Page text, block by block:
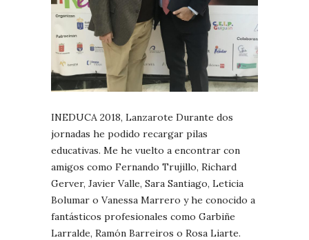
INEDUCA 2018, Lanzarote Durante dos
jornadas he podido recargar pilas
educativas. Me he vuelto a encontrar con
amigos como Fernando Trujillo, Richard
Gerver, Javier Valle, Sara Santiago, Leticia
Bolumar o Vanessa Marrero y he conocido a
fantásticos profesionales como Garbiñe
Larralde, Ramón Barreiros o Rosa Liarte.